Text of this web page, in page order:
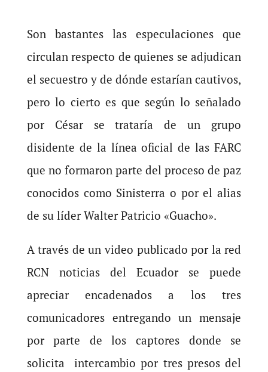
Son bastantes las especulaciones que
circulan respecto de quienes se adjudican
el secuestro y de dónde estarían cautivos,
pero lo cierto es que según lo señalado
por César se trataría de un grupo
disidente de la línea oficial de las FARC
que no formaron parte del proceso de paz
conocidos como Sinisterra o por el alias
de su líder Walter Patricio «Guacho».
A través de un video publicado por la red
RCN noticias del Ecuador se puede
apreciar encadenados a los tres
comunicadores entregando un mensaje
por parte de los captores donde se
solicita intercambio por tres presos del